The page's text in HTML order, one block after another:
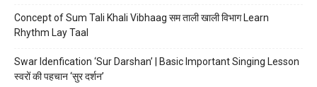
Concept of Sum Tali Khali Vibhaag सम ताली खाली विभाग Learn
Rhythm Lay Taal
Swar Idenfication ‘Sur Darshan’ | Basic Important Singing Lesson
स्वरों की पहचान ‘सुर दर्शन’